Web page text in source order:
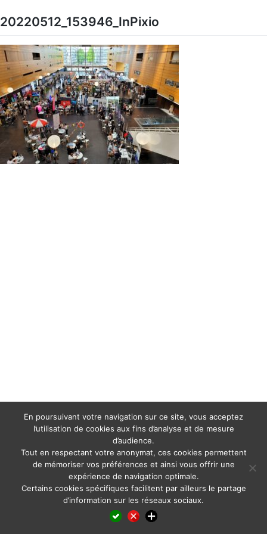
content
20220512_153946_InPixio
LinkedIn
X WhatsAppPinterest
En poursuivant votre navigation sur ce site, vous acceptez
l’utilisation de cookies aux fins d’analyse et de mesure
d’audience.
Tout en respectant votre anonymat, ces cookies permettent
de mémoriser vos préférences et ainsi vous offrir une
expérience de navigation optimale.
Certains cookies spécifiques facilitent par ailleurs le partage
d’information sur les réseaux sociaux.